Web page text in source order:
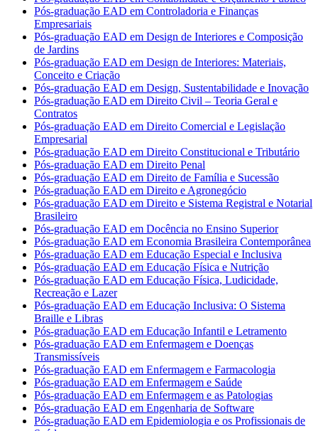
Pós-graduação EAD em Controladoria e Finanças
Empresariais
Pós-graduação EAD em Design de Interiores e Composição
de Jardins
Pós-graduação EAD em Design de Interiores: Materiais,
Conceito e Criação
Pós-graduação EAD em Design, Sustentabilidade e Inovação
Pós-graduação EAD em Direito Civil – Teoria Geral e
Contratos
Pós-graduação EAD em Direito Comercial e Legislação
Empresarial
Pós-graduação EAD em Direito Constitucional e Tributário
Pós-graduação EAD em Direito Penal
Pós-graduação EAD em Direito de Família e Sucessão
Pós-graduação EAD em Direito e Agronegócio
Pós-graduação EAD em Direito e Sistema Registral e Notarial
Brasileiro
Pós-graduação EAD em Docência no Ensino Superior
Pós-graduação EAD em Economia Brasileira Contemporânea
Pós-graduação EAD em Educação Especial e Inclusiva
Pós-graduação EAD em Educação Física e Nutrição
Pós-graduação EAD em Educação Física, Ludicidade,
Recreação e Lazer
Pós-graduação EAD em Educação Inclusiva: O Sistema
Braille e Libras
Pós-graduação EAD em Educação Infantil e Letramento
Pós-graduação EAD em Enfermagem e Doenças
Transmissíveis
Pós-graduação EAD em Enfermagem e Farmacologia
Pós-graduação EAD em Enfermagem e Saúde
Pós-graduação EAD em Enfermagem e as Patologias
Pós-graduação EAD em Engenharia de Software
Pós-graduação EAD em Epidemiologia e os Profissionais de